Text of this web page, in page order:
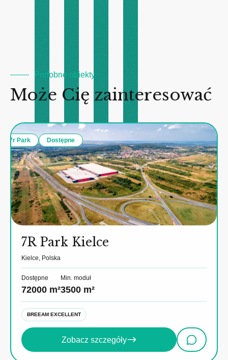
Podobne obiekty
Może Cię zainteresować
7r Park Dostępne
7R Park Kielce
Kielce, Polska
Dostępne
72000 m²
Min. moduł
3500 m²
BREEAM EXCELLENT
Zobacz szczegóły